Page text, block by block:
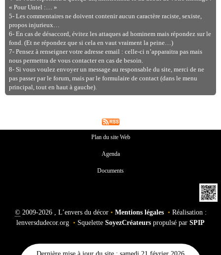
« Pour Untel :… »
5- Les commentaires ne doivent contenir aucun caractère raciste, sexiste,
propos injurieux…
6- En cas de désaccord, évitez les attaques ad hominem mais répondez sur le
fond. (Et ne répondez que si cela en vaut vraiment la peine…)
7- Pensez à renseigner votre adresse email : celle-ci n’apparaitra pas mais
nous permettra de vous contacter en cas de besoin.
8- Si vous voulez envoyer un message au responsable du site, merci de ne
pas passer par le forum, mais par le formulaire de contact (dans le menu
principal, tout en haut à gauche).
Plan du site Web
Agenda
Documents
©2009-2026 , L’envers du décor • Mentions légales • Réalisation :
lenversdudecor.org • Squelette SoyezCréateurs propulsé par SPIP